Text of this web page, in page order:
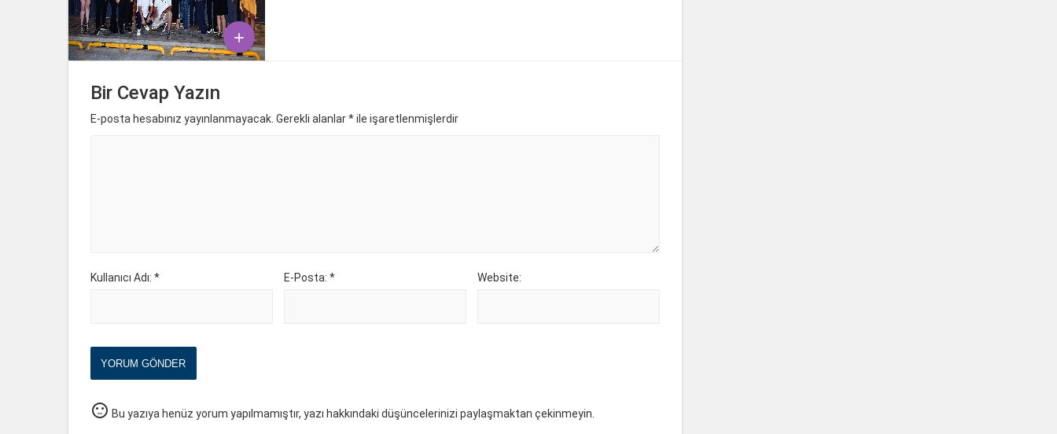

Bir Cevap Yazın
E-posta hesabınız yayınlanmayacak. Gerekli alanlar*ile işaretlenmişlerdir
Kullanıcı Adı: * E-Posta: * Website:
YORUM GÖNDER
sentiment_neutral Bu yazıya henüz yorum yapılmamıştır, yazı hakkındaki düşüncelerinizi paylaşmaktan çekinmeyin.